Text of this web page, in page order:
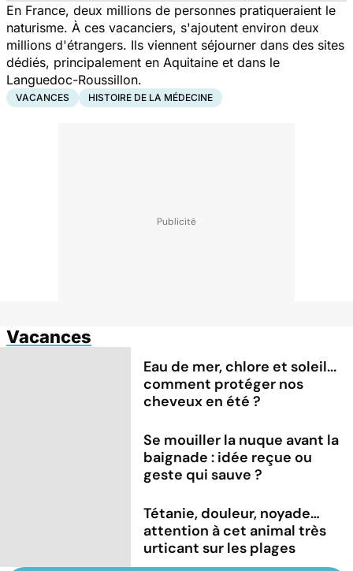
En France, deux millions de personnes pratiqueraient le
naturisme. À ces vacanciers, s'ajoutent environ deux
millions d'étrangers. Ils viennent séjourner dans des sites
dédiés, principalement en Aquitaine et dans le
Languedoc-Roussillon.
VACANCES HISTOIRE DE LA MÉDECINE
Vacances
Eau de mer, chlore et soleil...
comment protéger nos
cheveux en été ?
Se mouiller la nuque avant la
baignade : idée reçue ou
geste qui sauve ?
Tétanie, douleur, noyade…
attention à cet animal très
urticant sur les plages